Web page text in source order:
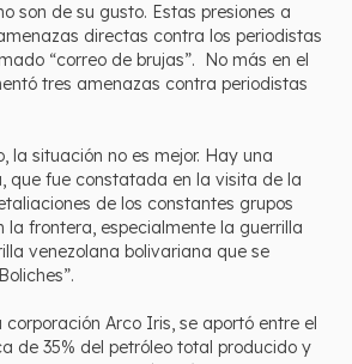
son de su gusto. Estas presiones a
directas contra los periodistas
“correo de brujas”. No más en el
tres amenazas contra periodistas
la situación no es mejor. Hay una
que fue constatada en la visita de la
de los constantes grupos
la frontera, especialmente la guerrilla
venezolana bolivariana que se
corporación Arco Iris, se aportó entre el
de 35% del petróleo total producido y